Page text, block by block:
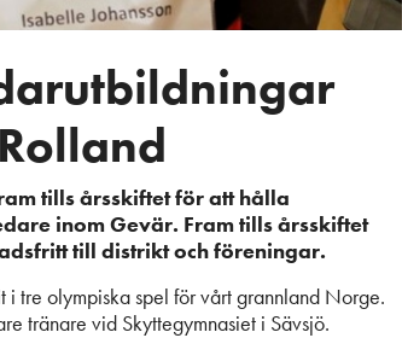
tills årsskiftet för att hålla
inom Gevär. Fram tills årsskiftet
till distrikt och föreningar.
i tre olympiska spel för vårt grannland Norge.
tränare vid Skyttegymnasiet i Sävsjö.